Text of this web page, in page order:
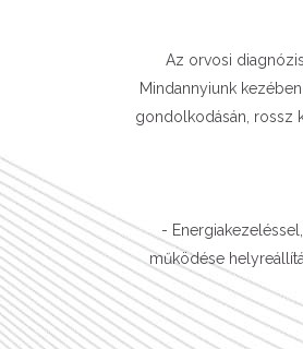
Az orvosi
Mindannyiunk
gondolkodásán, rossz
-
működése